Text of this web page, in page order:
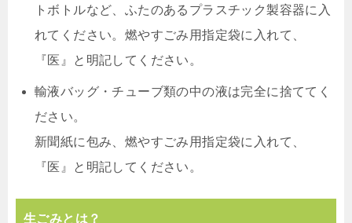
トボトルなど、ふたのあるプラスチック製容器に入
れてください。燃やすごみ用指定袋に入れて、
『医』と明記してください。
輸液バッグ・チューブ類の中の液は完全に捨ててく
ださい。
新聞紙に包み、燃やすごみ用指定袋に入れて、
『医』と明記してください。
生ごみとは？